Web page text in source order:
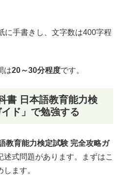
に手書きし、文字数は400字程
は20～30分程度です。
書 日本語教育能力検
ド」で勉強する
教育能力検定試験 完全攻略ガ
述式問題があります。まずはこ
ます。